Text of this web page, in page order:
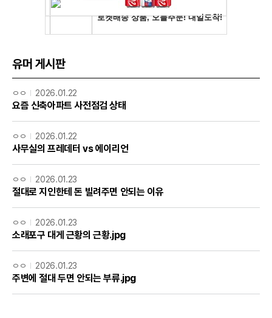
유머 게시판
ㅇㅇ 2026.01.22
요즘 신축아파트 사전점검 상태
ㅇㅇ 2026.01.22
사무실의 프레데터 vs 에이리언
ㅇㅇ 2026.01.23
절대로 지인한테 돈 빌려주면 안되는 이유
ㅇㅇ 2026.01.23
소래포구 대게 근황의 근황.jpg
ㅇㅇ 2026.01.23
주변에 절대 두면 안되는 부류.jpg